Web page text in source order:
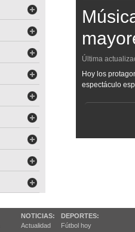
Última
Hoy los
espectáculo
NOTICIAS:
Actualidad
DEPORTES:
Fútbol hoy